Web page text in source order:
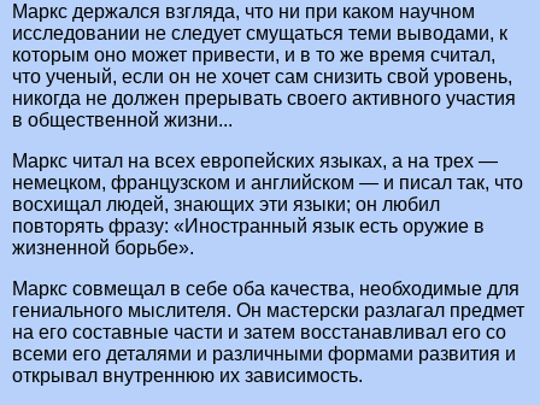
Маркс держался взгляда, что ни при каком научном
исследовании не следует смущаться теми выводами, к
которым оно может привести, и в то же время считал,
что ученый, если он не хочет сам снизить свой уровень,
никогда не должен прерывать своего активного участия
в общественной жизни...
Маркс читал на всех европейских языках, а на трех —
немецком, французском и английском — и писал так, что
восхищал людей, знающих эти языки; он любил
повторять фразу: «Иностранный язык есть оружие в
жизненной борьбе».
Маркс совмещал в себе оба качества, необходимые для
гениального мыслителя. Он мастерски разлагал предмет
на его составные части и затем восстанавливал его со
всеми его деталями и различными формами развития и
открывал внутреннюю их зависимость.